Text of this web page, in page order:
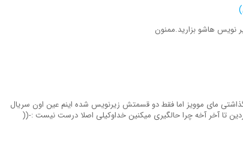
هاشو بزارید.ممنون
مای موویز اما فقط دو قسمتش زیرنویس شده اینم عین اون سریال
تا آخر آخه چرا حالگیری میکنین خداوکیلی اصلا درست نیست :-((